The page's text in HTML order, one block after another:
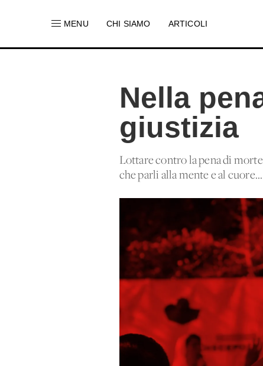
MENU CHI SIAMO ARTICOLI
Nella
giustizia
Lottare contro la pena di
che parli alla mente e al cuore...